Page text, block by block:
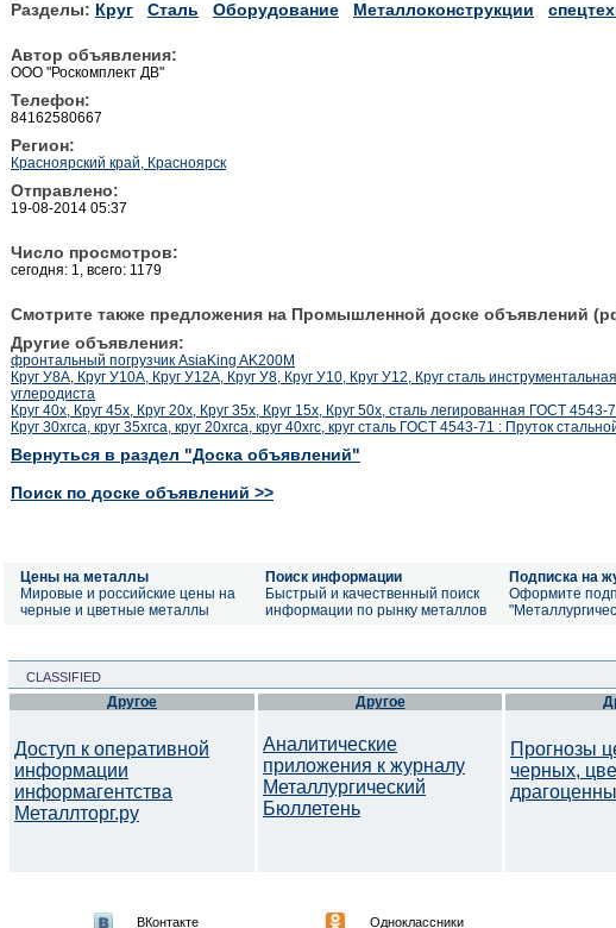
Разделы: Круг Сталь Оборудование Металлоконструкции
Автор объявления:
ООО "Роскомплект ДВ"
Телефон:
84162580667
Регион:
Красноярский край, Красноярск
Отправлено:
19-08-2014 05:37
Число просмотров:
сегодня: 1, всего: 1179
Смотрите также предложения на Промышленной доске объявлений
Другие объявления:
фронтальный погрузчик AsiaKing AK200M
Круг У8А, Круг У10А, Круг У12А, Круг У8, Круг У10, Круг У12, Круг сталь инструментальная
углеродиста
Круг 40х, Круг 45х, Круг 20х, Круг 35х, Круг 15х, Круг 50х, сталь легированная ГОСТ 4543-
Круг 30хгса, круг 35хгса, круг 20хгса, круг 40хгс, круг сталь ГОСТ 4543-71 : Пруток
Вернуться в раздел "Доска объявлений"
Поиск по доске объявлений >>
Цены на металлы
Мировые и российские цены на
черные и цветные металлы
Поиск информации
Быстрый и качественный поиск
информации по рынку металлов
Подписка на
Оформите
CLASSIFIED
Другое
Доступ к оперативной
информации
информагентства
Металлторг.ру
Другое
Аналитические
приложения к журналу
Металлургический
Бюллетень
Прогнозы
черных,
ВКонтакте Одноклассники